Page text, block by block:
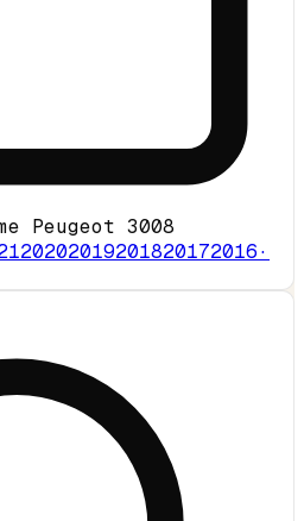
Peugeot 3008
20202019201820172016·